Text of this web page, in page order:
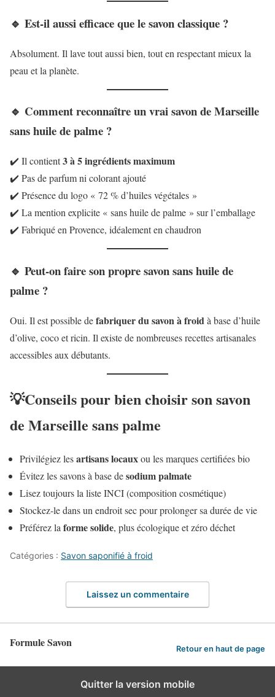
🔹 Est-il aussi efficace que le savon classique ?
Absolument. Il lave tout aussi bien, tout en respectant mieux la
peau et la planète.
🔹 Comment reconnaître un vrai savon de Marseille
sans huile de palme ?
✔️ Il contient3 à 5 ingrédients maximum
✔️ Pas de parfum ni colorant ajouté
✔️ Présence du logo « 72 % d’huiles végétales »
✔️ La mention explicite « sans huile de palme » sur l’emballage
✔️ Fabriqué en Provence, idéalement en chaudron
🔹 Peut-on faire son propre savon sans huile de
palme ?
Oui. Il est possible defabriquer du savon à froid à base d’huile
d’olive, coco et ricin. Il existe de nombreuses recettes artisanales
accessibles aux débutants.
💡Conseils pour bien choisir son savon
de Marseille sans palme
Privilégiez lesartisans locauxou les marques certifiées bio
Évitez les savons à base desodium palmate
Lisez toujours la liste INCI (composition cosmétique)
Stockez-le dans un endroit sec pour prolonger sa durée de vie
Préférez laforme solide, plus écologique et zéro déchet
Catégories : Savon saponifié à froid
Laissez un commentaire
Formule Savon Retour en haut de page
Quitter la version mobile